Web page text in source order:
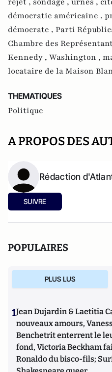
démocratie américaine ,
démocrate , Parti
Chambre des
Kennedy , Washington ,
locataire de la Maison
THEMATIQUES
Politique
A PROPOS DES
Rédaction
SUIVRE
POPULAIRES
PLUS LUS
1Jean Dujardin & Laetitia
nouveaux amours,
Benchetrit enterrent le
fond, Victoria Beckham
Ronaldo du bisco-fils;